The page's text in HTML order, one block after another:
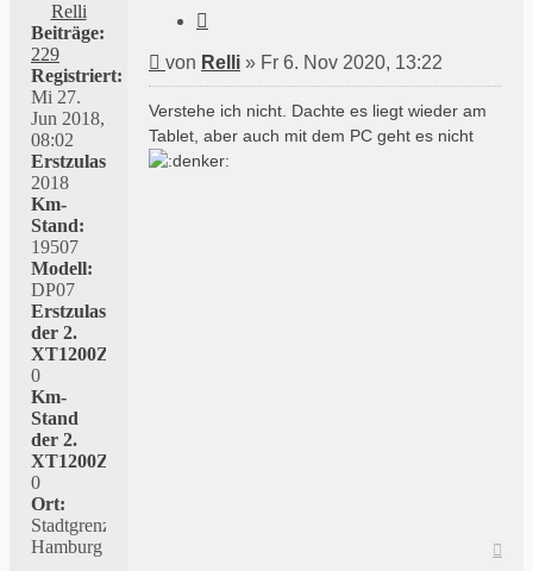
Relli
Beiträge:
229
Registriert:
Mi 27.
Jun 2018,
08:02
Erstzulassung:
2018
Km-
Stand:
19507
Modell:
DP07
Erstzulassung
der 2.
XT1200Z:
0
Km-
Stand
der 2.
XT1200Z:
0
Ort:
Stadtgrenze
Hamburg
Beitrag
von Relli » Fr 6. Nov 2020, 13:22
Verstehe ich nicht. Dachte es liegt wieder am
Tablet, aber auch mit dem PC geht es nicht